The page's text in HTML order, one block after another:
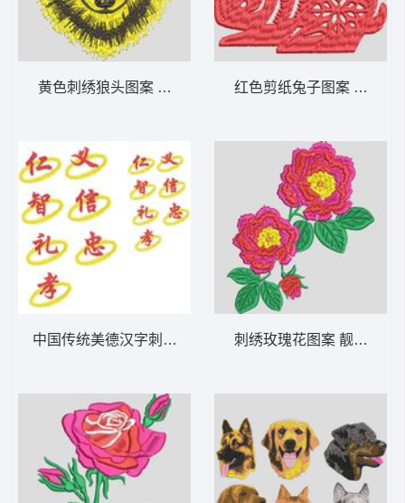
黄色刺绣狼头图案 狼头
中国传统美德汉字刺绣图案 字画 仁义礼智
红色剪纸兔子图案 兔 十